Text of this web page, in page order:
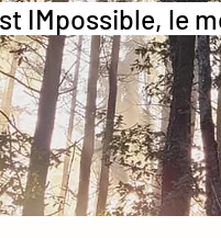
IMpossible, le